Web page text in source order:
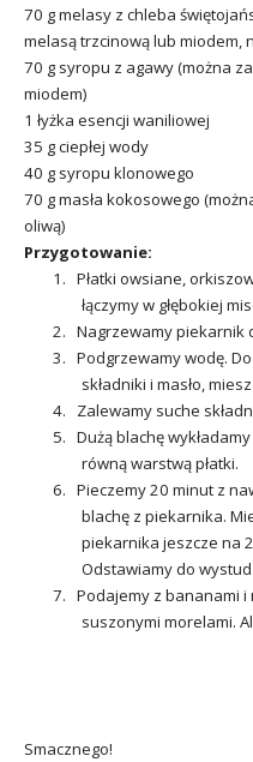
70 g melasy z chleba
melasą trzcinową lub miodem,
70 g syropu z agawy (można
miodem)
1 łyżka esencji waniliowej
35 g ciepłej wody
40 g syropu klonowego
70 g masła kokosowego
oliwą)
Przygotowanie:
1. Płatki owsiane,
łączymy w głębokiej
2. Nagrzewamy piekarnik
3. Podgrzewamy wodę.
składniki i masło,
4. Zalewamy suche
5. Dużą blachę
równą warstwą płatki.
6. Pieczemy 20 minut z
blachę z piekarnika.
piekarnika jeszcze na
Odstawiamy do
7. Podajemy z bananami i
suszonymi morelami.
Smacznego!